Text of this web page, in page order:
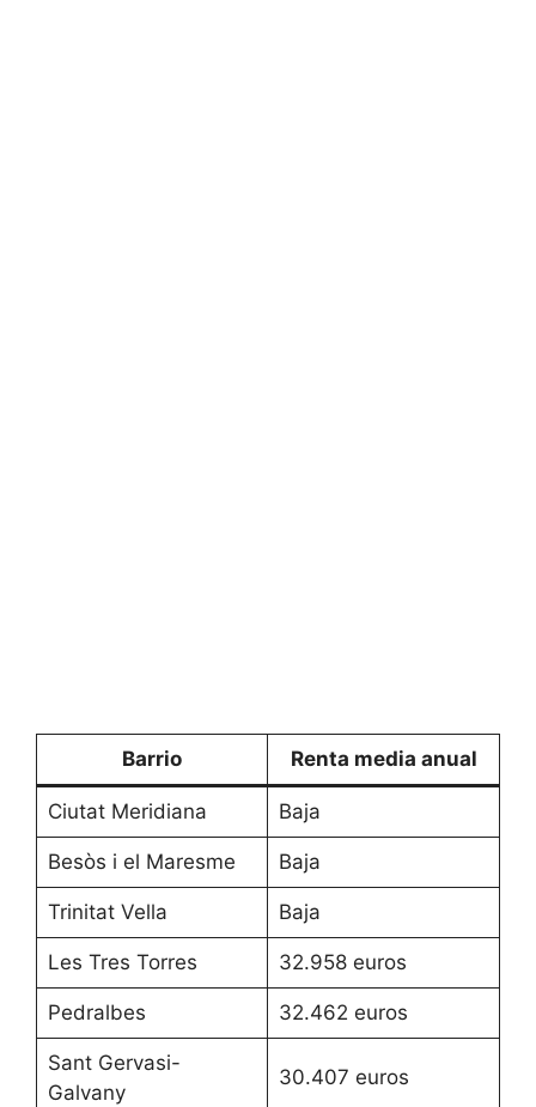
Barrio Renta media anual
Ciutat Meridiana Baja
Besòs i el Maresme Baja
Trinitat Vella Baja
Les Tres Torres 32.958 euros
Pedralbes 32.462 euros
Sant Gervasi-
Galvany
30.407 euros